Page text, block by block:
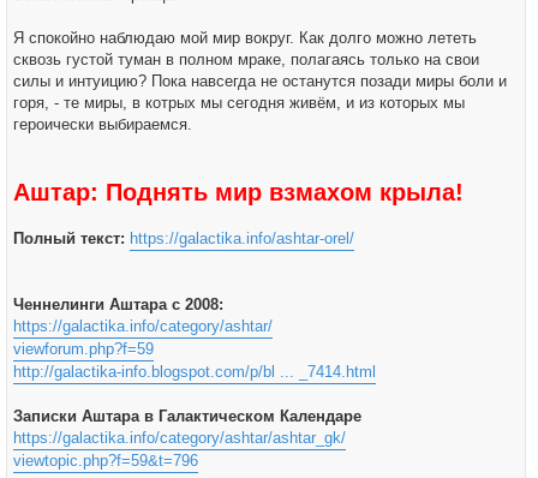
Я спокойно наблюдаю мой мир вокруг. Как долго можно лететь
сквозь густой туман в полном мраке, полагаясь только на свои
силы и интуицию? Пока навсегда не останутся позади миры боли и
горя, - те миры, в котрых мы сегодня живём, и из которых мы
героически выбираемся.
Аштар: Поднять мир взмахом крыла!
Полный текст: https://galactika.info/ashtar-orel/
Ченнелинги Аштара с 2008:
https://galactika.info/category/ashtar/
viewforum.php?f=59
http://galactika-info.blogspot.com/p/bl ... _7414.html
Записки Аштара в Галактическом Календаре
https://galactika.info/category/ashtar/ashtar_gk/
viewtopic.php?f=59&t=796